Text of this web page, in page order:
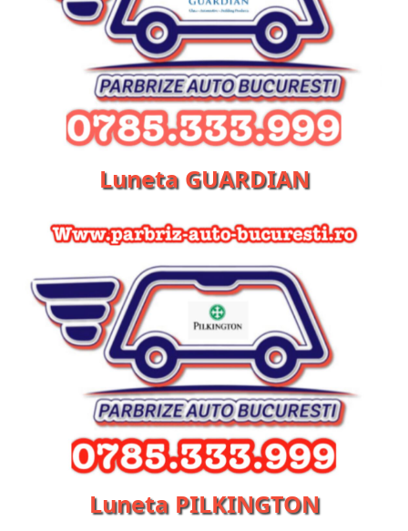
Luneta GUARDIAN
Luneta PILKINGTON